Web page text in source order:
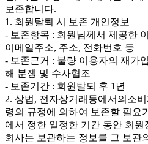
보존합니다.
1. 회원탈퇴 시 보존 개인정보
- 보존항목 : 회원님께서 제공한
이메일주소, 주소, 전화번호 등
- 보존근거 : 불량 이용자의 재가
해 분쟁 및 수사협조
- 보존기간 : 회원탈퇴 후 1년
2. 상법, 전자상거래등에서의소
령의 규정에 의하여 보존할 필요
에서 정한 일정한 기간 동안 회
회사는 보관하는 정보를 그 보관